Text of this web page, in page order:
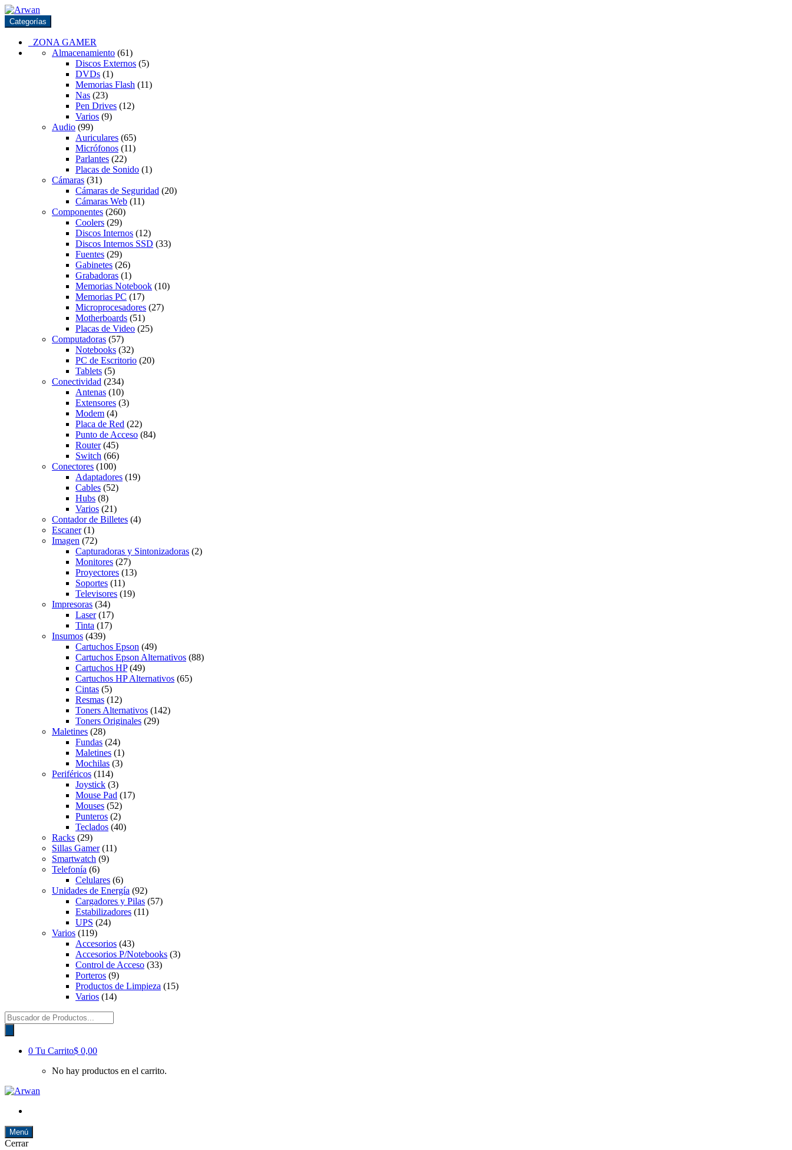
Saltar
la
navegación
Saltar
al
contenido
Categorías
ZONA GAMER
Almacenamiento (61)
Discos Externos (5)
DVDs (1)
Memorias Flash (11)
Nas (23)
Pen Drives (12)
Varios (9)
Audio (99)
Auriculares (65)
Micrófonos (11)
Parlantes (22)
Placas de Sonido (1)
Cámaras (31)
Cámaras de Seguridad (20)
Cámaras Web (11)
Componentes (260)
Coolers (29)
Discos Internos (12)
Discos Internos SSD (33)
Fuentes (29)
Gabinetes (26)
Grabadoras (1)
Memorias Notebook (10)
Memorias PC (17)
Microprocesadores (27)
Motherboards (51)
Placas de Video (25)
Computadoras (57)
Notebooks (32)
PC de Escritorio (20)
Tablets (5)
Conectividad (234)
Antenas (10)
Extensores (3)
Modem (4)
Placa de Red (22)
Punto de Acceso (84)
Router (45)
Switch (66)
Conectores (100)
Adaptadores (19)
Cables (52)
Hubs (8)
Varios (21)
Contador de Billetes (4)
Escaner (1)
Imagen (72)
Capturadoras y Sintonizadoras (2)
Monitores (27)
Proyectores (13)
Soportes (11)
Televisores (19)
Impresoras (34)
Laser (17)
Tinta (17)
Insumos (439)
Cartuchos Epson (49)
Cartuchos Epson Alternativos (88)
Cartuchos HP (49)
Cartuchos HP Alternativos (65)
Cintas (5)
Resmas (12)
Toners Alternativos (142)
Toners Originales (29)
Maletines (28)
Fundas (24)
Maletines (1)
Mochilas (3)
Periféricos (114)
Joystick (3)
Mouse Pad (17)
Mouses (52)
Punteros (2)
Teclados (40)
Racks (29)
Sillas Gamer (11)
Smartwatch (9)
Telefonía (6)
Celulares (6)
Unidades de Energía (92)
Cargadores y Pilas (57)
Estabilizadores (11)
UPS (24)
Varios (119)
Accesorios (43)
Accesorios P/Notebooks (3)
Control de Acceso (33)
Porteros (9)
Productos de Limpieza (15)
Varios (14)
Búsqueda
de
productos
0 Tu Carrito$ 0,00
No hay productos en el carrito.
Menú
Cerrar